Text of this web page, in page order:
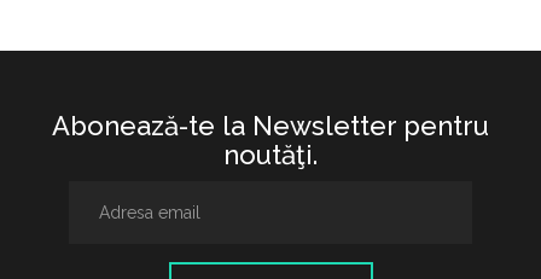
Abonează-te la Newsletter pentru
noutăţi.